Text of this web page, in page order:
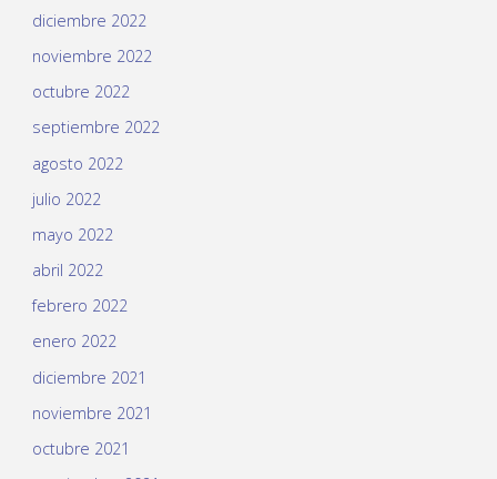
diciembre 2022
noviembre 2022
octubre 2022
septiembre 2022
agosto 2022
julio 2022
mayo 2022
abril 2022
febrero 2022
enero 2022
diciembre 2021
noviembre 2021
octubre 2021